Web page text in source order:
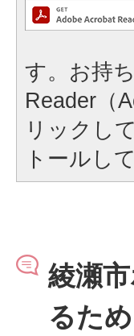
す。お持
Reader（
リックし
トールし
綾瀬
るた